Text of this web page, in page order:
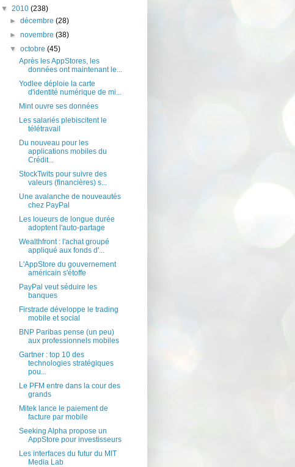
▼ 2010 (238)
►décembre(28)
►novembre(38)
▼octobre(45)
Après les AppStores, les
données ont maintenant le...
Yodlee déploie la carte
d'identité numérique de mi...
Mint ouvre ses données
Les salariés plebiscitent le
télétravail
Du nouveau pour les
applications mobiles du
Crédit...
StockTwits pour suivre des
valeurs (financières) s...
Une avalanche de nouveautés
chez PayPal
Les loueurs de longue durée
adoptent l'auto-partage
Wealthfront : l'achat groupé
appliqué aux fonds d'...
L'AppStore du gouvernement
américain s'étoffe
PayPal veut séduire les
banques
Firstrade développe le trading
mobile et social
BNP Paribas pense (un peu)
aux professionnels mobiles
Gartner : top 10 des
technologies stratégiques
pou...
Le PFM entre dans la cour des
grands
Mitek lance le paiement de
facture par mobile
Seeking Alpha propose un
AppStore pour investisseurs
Les interfaces du futur du MIT
Media Lab